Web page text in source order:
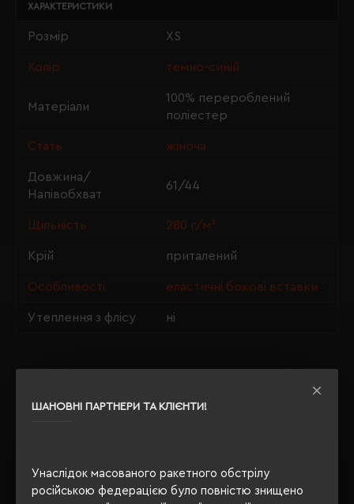
ШАНОВНІ ПАРТНЕРИ ТА КЛІЄНТИ!
Унаслідок масованого ракетного обстрілу
російською федерацією було повністю знищено
ХАРАКТЕРИСТИКИ
Розмір XS
Колір темно-синій
Матеріали
100% перероблений
поліестер
Стать жіноча
Довжина/
Напівобхват
61/44
Щільність 280 г/м²
Крій приталений
Особливості еластичні бокові вставки
Утеплення з флісу ні